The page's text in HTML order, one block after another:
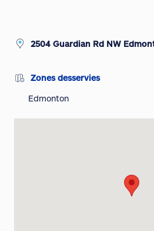
2504 Guardian Rd NW
Zones desservies
Edmonton